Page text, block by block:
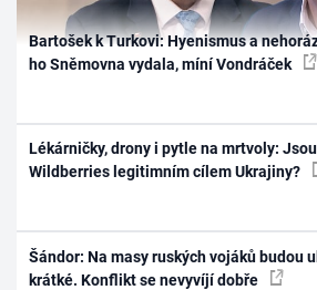
Bartošek k Turkovi: Hyenismus a
ho Sněmovna vydala, míní Vondráček
Lékárničky, drony i pytle na mrtvoly:
Wildberries legitimním cílem Ukrajiny?
Šándor: Na masy ruských vojáků budou
krátké. Konflikt se nevyvíjí dobře